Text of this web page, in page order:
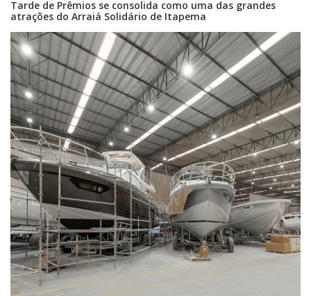
Tarde de Prêmios se consolida como uma das grandes
atrações do Arraiá Solidário de Itapema